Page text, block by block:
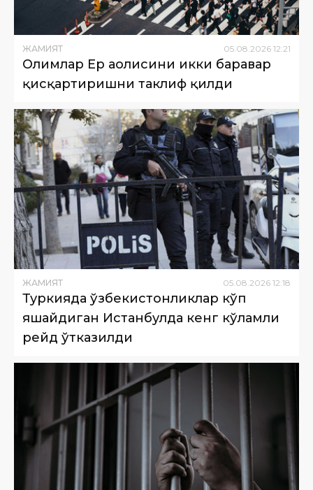
ЖАМИЯТ 05 08 2026 12:21
Олимлар Ер аҳолисини икки баравар
қисқартиришни таклиф қилди
ЖАМИЯТ 05.08.2026 12:18
Туркияда ўзбекистонликлар кўп
яшайдиган Истанбулда кенг кўламли
рейд ўтказилди